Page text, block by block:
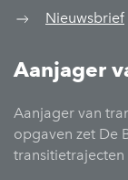
Nieuwsbrief
Aanjager
Aanjager van
opgaven zet De
transitietrajecten